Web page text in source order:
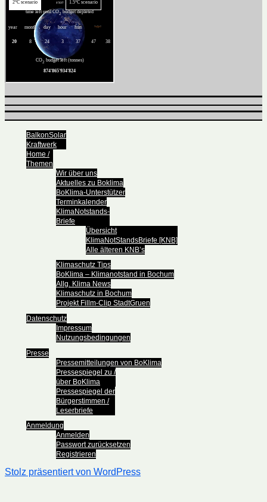
BalkonSolar
Kraftwerk
Home /
Themen
Wir über uns
Aktuelles zu Boklima
BoKlima-Unterstützer
Terminkalender
KlimaNotstands-
Briefe
Übersicht
KlimaNotStandsBriefe [KNB]
Alle älteren KNB’s
Klimaschutz Tips
BoKlima – Klimanotstand in Bochum
Allg. Klima News
Klimaschutz in Bochum
Projekt Fillm-Clip StadtGruen
Datenschutz
Impressum
Nutzungsbedingungen
Presse
Pressemitteilungen von BoKlima
Pressespiegel zu /
über BoKlima
Pressespiegel der
Bürgerstimmen /
Leserbriefe
Anmeldung
Anmelden
Passwort zurücksetzen
Registrieren
Stolz präsentiert von WordPress